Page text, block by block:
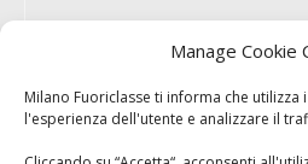
Manage Cookie
Milano Fuoriclasse ti informa che
l'esperienza dell'utente e analizzare il
ALLA